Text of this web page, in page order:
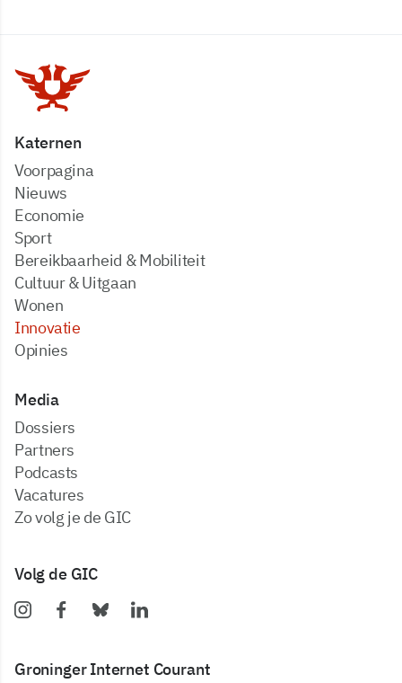
Katernen
Voorpagina
Nieuws
Economie
Sport
Bereikbaarheid & Mobiliteit
Cultuur & Uitgaan
Wonen
Innovatie
Opinies
Media
dossiers
partners
podcasts
vacatures
zo volg je de GIC
Volg de GIC
Groninger Internet Courant